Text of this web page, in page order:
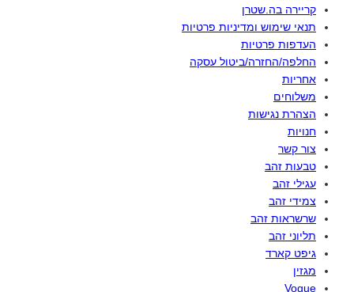
קריירה בה.שטרן
תנאי שימוש ומדיניות פרטיות
העדפות פרטיות
החלפה/החזרה/ביטול עסקה
אחריות
משלוחים
הצהרת נגישות
חנויות
צור קשר
טבעות זהב
עגילי זהב
צמידי זהב
שרשראות זהב
תליוני זהב
גיפט קארד
מגזין
Vogue